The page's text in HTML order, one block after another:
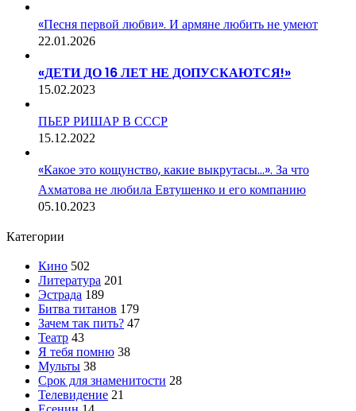
«Песня первой любви». И армяне любить не умеют
22.01.2026
«ДЕТИ ДО 16 ЛЕТ НЕ ДОПУСКАЮТСЯ!»
15.02.2023
ПЬЕР РИШАР В СССР
15.12.2022
«Какое это кощунство, какие выкрутасы…». За что
Ахматова не любила Евтушенко и его компанию
05.10.2023
Категории
Кино 502
Литература 201
Эстрада 189
Битва титанов 179
Зачем так пить? 47
Театр 43
Я тебя помню 38
Мульты 38
Срок для знаменитости 28
Телевидение 21